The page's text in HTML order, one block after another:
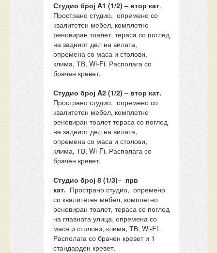
Студио бројA1 (1/2) – втор кат.
Пространо студио, опремено со
квалитетен мебел, комплетно
реновиран тоалет, тераса со поглед
на задниот дел на вилата,
опремена со маса и столови,
клима, ТВ, Wi-Fi. Располага со
брачен кревет.
Студио број A2 (1/2) – втор кат.
Пространо студио, опремено со
квалитетен мебел, комплетно
реновиран тоалет тераса со поглед
на задниот дел на вилата,
опремена со маса и столови,
клима, ТВ, Wi-Fi. Располага со
брачен кревет.
Студио број8 (1/3)– прв
кат. Пространо студио, опремено
со квалитетен мебел, комплетно
реновиран тоалет, тераса со поглед
на главната улица, опремена со
маса и столови, клима, ТВ, Wi-Fi.
Располага со брачен кревет и 1
стандарден кревет.